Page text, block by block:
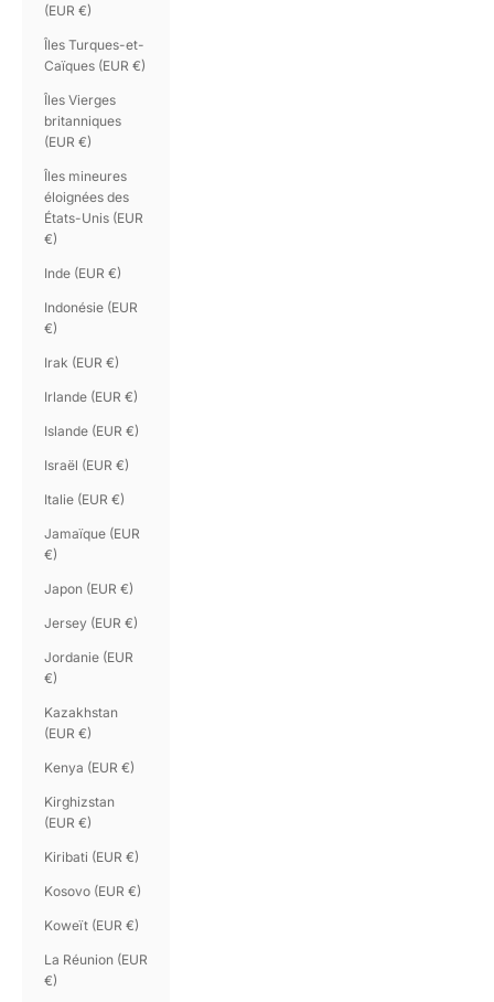
(EUR €)
Îles Turques-et-
Caïques (EUR €)
Îles Vierges
britanniques
(EUR €)
Îles mineures
éloignées des
États-Unis (EUR
€)
Inde (EUR €)
Indonésie (EUR
€)
Irak (EUR €)
Irlande (EUR €)
Islande (EUR €)
Israël (EUR €)
Italie (EUR €)
Jamaïque (EUR
€)
Japon (EUR €)
Jersey (EUR €)
Jordanie (EUR
€)
Kazakhstan
(EUR €)
Kenya (EUR €)
Kirghizstan
(EUR €)
Kiribati (EUR €)
Kosovo (EUR €)
Koweït (EUR €)
La Réunion (EUR
€)